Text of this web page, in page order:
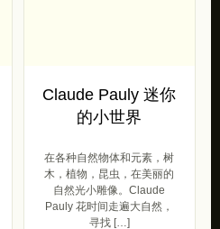
Claude Pauly 迷你
的小世界
在各种自然物体和元素，树
木，植物，昆虫，在美丽的
自然光小雕像。Claude
Pauly 花时间走遍大自然，
寻找 […]